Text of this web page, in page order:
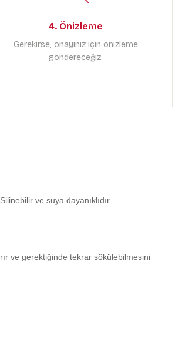
4. Önizleme
Gerekirse, onayınız için önizleme
göndereceğiz.
ve suya dayanıklıdır.
ve gerektiğinde tekrar sökülebilmesini